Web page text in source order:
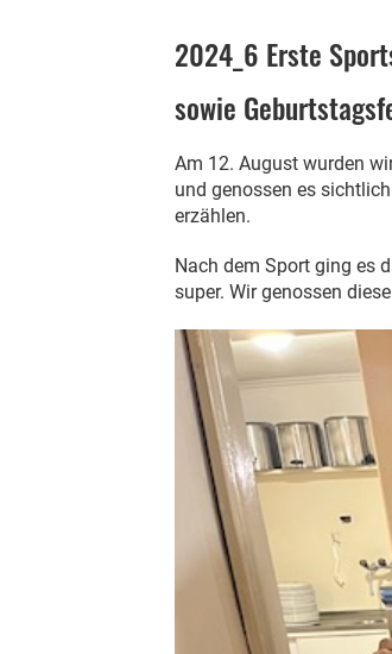
2024_6 Erste
sowie
Am 12. August wurden
und genossen es
erzählen.
Nach dem Sport ging es
super. Wir genossen